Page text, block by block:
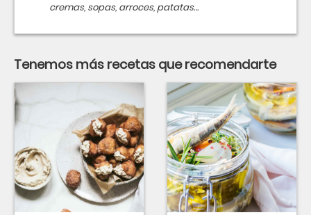
cremas, sopas, arroces, patatas…
Tenemos más recetas que recomendarte